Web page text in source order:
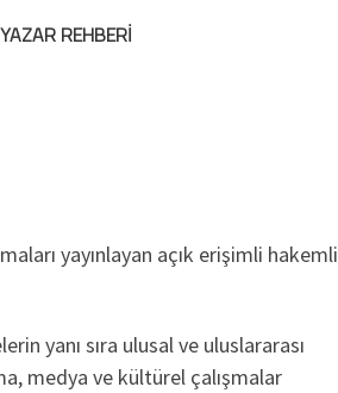
YAZAR REHBERI
yayınlayan açık erişimli hakemli
yanı sıra ulusal ve uluslararası
medya ve kültürel çalışmalar